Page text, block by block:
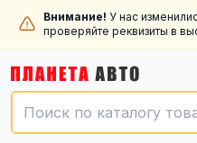
Внимание! У нас
проверяйте реквизиты в